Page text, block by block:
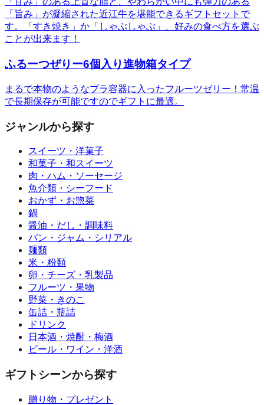
「旨み」が凝縮された近江牛を堪能できるギフトセットで
す。「すき焼き」か「しゃぶしゃぶ」、好みの食べ方を選ぶ
ことが出来ます！
ふるーつぜりー6個入り進物箱タイプ
まるで本物のようなプラ容器に入ったフルーツゼリー！常温
で長期保存が可能ですのでギフトに最適。
ジャンルから探す
スイーツ・洋菓子
和菓子・和スイーツ
肉・ハム・ソーセージ
魚介類・シーフード
おかず・お惣菜
鍋
醤油・だし・調味料
パン・ジャム・シリアル
麺類
米・粉類
卵・チーズ・乳製品
フルーツ・果物
野菜・きのこ
缶詰・瓶詰
ドリンク
日本酒・焼酎・梅酒
ビール・ワイン・洋酒
ギフトシーンから探す
贈り物・プレゼント